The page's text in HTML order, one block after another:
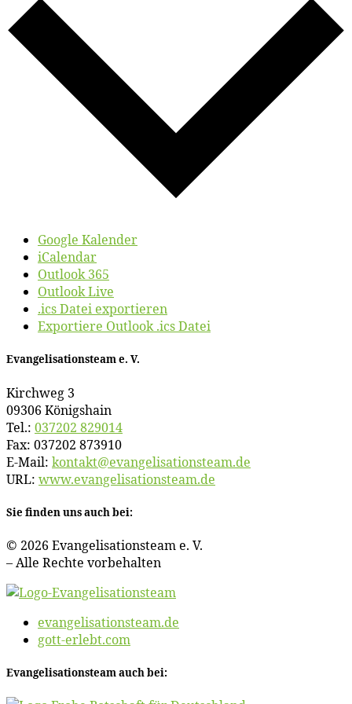
Google Kalender
iCalendar
Outlook 365
Outlook Live
.ics Datei exportieren
Exportiere Outlook .ics Datei
Evan­ge­li­sa­ti­ons­team e. V.
Kirch­weg 3
09306 Königshain
Tel.: 037202 829014
Fax: 037202 873910
E‑Mail: kontakt@​evangelisationsteam.​de
URL: www​.evan​ge​li​sa​ti​ons​team​.de
Sie fin­den uns auch bei:
© 2026 Evan­ge­li­sa­ti­ons­team e. V.
– Al­le Rech­te vorbehalten
evangelisationsteam.de
gott-erlebt.com
Evan­ge­li­sa­ti­ons­team auch bei: